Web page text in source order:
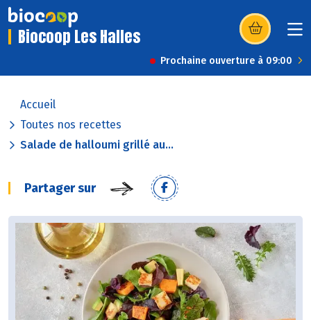
Biocoop Les Halles (s’ouvre dans
Prochaine ouverture à 09:00
Accueil
Toutes nos recettes
Salade de halloumi grillé au...
Partager sur